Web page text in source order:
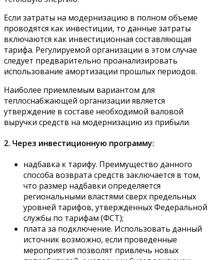
Если затраты на модернизацию в полном объеме
проводятся как инвестиции, то данные затраты
включаются как инвестиционная составляющая
тарифа. Регулируемой организации в этом случае
следует предварительно проанализировать
использование амортизации прошлых периодов.
Наиболее приемлемым вариантом для
теплоснабжающей организации является
утверждение в составе необходимой валовой
выручки средств на модернизацию из прибыли.
2. Через инвестиционную программу:
надбавка к тарифу. Преимущество данного
способа возврата средств заключается в том,
что размер надбавки определяется
региональными властями сверх предельных
уровней тарифов, утвержденных Федеральной
службы по тарифам (ФСТ);
плата за подключение. Использовать данный
источник возможно, если проведенные
мероприятия позволят привлечь новых